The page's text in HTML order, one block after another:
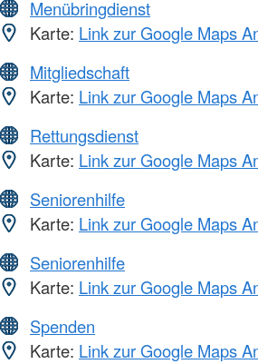
Menübringdienst
Karte: Link zur Google Maps
Mitgliedschaft
Karte: Link zur Google Maps
Rettungsdienst
Karte: Link zur Google Maps
Seniorenhilfe
Karte: Link zur Google Maps
Seniorenhilfe
Karte: Link zur Google Maps
Spenden
Karte: Link zur Google Maps